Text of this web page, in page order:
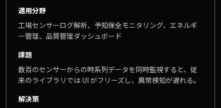
適用分野
工場センサーログ解析、予知保全モニタリング、エネルギ
ー管理、品質管理ダッシュボード
課題
数百のセンサーからの時系列データを同時監視すると、従
来のライブラリでは UI がフリーズし、異常検知が遅れる。
解決策